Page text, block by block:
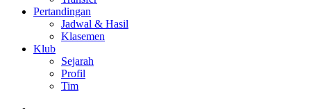
Pertandingan
Jadwal & Hasil
Klasemen
Klub
Sejarah
Profil
Tim